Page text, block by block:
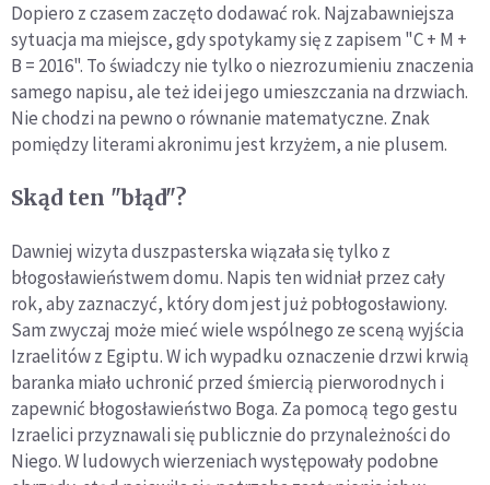
Dopiero z czasem zaczęto dodawać rok. Najzabawniejsza
sytuacja ma miejsce, gdy spotykamy się z zapisem "C + M +
B = 2016". To świadczy nie tylko o niezrozumieniu znaczenia
samego napisu, ale też idei jego umieszczania na drzwiach.
Nie chodzi na pewno o równanie matematyczne. Znak
pomiędzy literami akronimu jest krzyżem, a nie plusem.
Skąd ten "błąd"?
Dawniej wizyta duszpasterska wiązała się tylko z
błogosławieństwem domu. Napis ten widniał przez cały
rok, aby zaznaczyć, który dom jest już pobłogosławiony.
Sam zwyczaj może mieć wiele wspólnego ze sceną wyjścia
Izraelitów z Egiptu. W ich wypadku oznaczenie drzwi krwią
baranka miało uchronić przed śmiercią pierworodnych i
zapewnić błogosławieństwo Boga. Za pomocą tego gestu
Izraelici przyznawali się publicznie do przynależności do
Niego. W ludowych wierzeniach występowały podobne